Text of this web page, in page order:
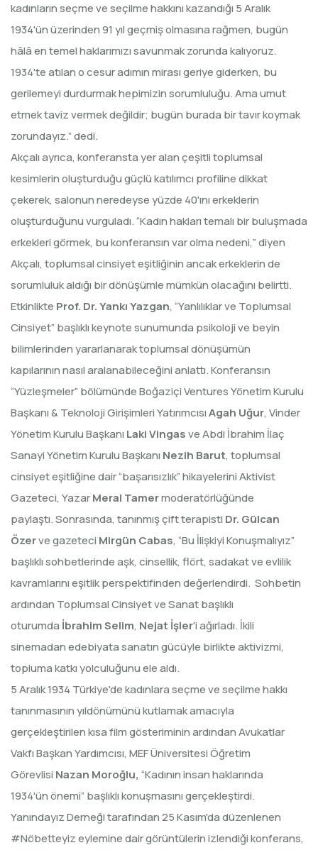
kadınların seçme ve seçilme hakkını kazandığı 5 Aralık
1934'ün üzerinden 91 yıl geçmiş olmasına rağmen, bugün
hâlâ en temel haklarımızı savunmak zorunda kalıyoruz.
1934'te atılan o cesur adımın mirası geriye giderken, bu
gerilemeyi durdurmak hepimizin sorumluluğu. Ama umut
etmek taviz vermek değildir; bugün burada bir tavır koymak
zorundayız.” dedi.
Akçalı ayrıca, konferansta yer alan çeşitli toplumsal
kesimlerin oluşturduğu güçlü katılımcı profiline dikkat
çekerek, salonun neredeyse yüzde 40'ını erkeklerin
oluşturduğunu vurguladı. “Kadın hakları temalı bir buluşmada
erkekleri görmek, bu konferansın var olma nedeni,” diyen
Akçalı, toplumsal cinsiyet eşitliğinin ancak erkeklerin de
sorumluluk aldığı bir dönüşümle mümkün olacağını belirtti.
Etkinlikte Prof. Dr. Yankı Yazgan, “Yanlılıklar ve Toplumsal
Cinsiyet” başlıklı keynote sunumunda psikoloji ve beyin
bilimlerinden yararlanarak toplumsal dönüşümün
kapılarının nasıl aralanabileceğini anlattı. Konferansın
“Yüzleşmeler” bölümünde Boğaziçi Ventures Yönetim Kurulu
Başkanı & Teknoloji Girişimleri YatırımcısıAgah Uğur, Vinder
Yönetim Kurulu Başkanı Laki Vingasve Abdi İbrahim İlaç
Sanayi Yönetim Kurulu Başkanı Nezih Barut, toplumsal
cinsiyet eşitliğine dair “başarısızlık” hikayelerini Aktivist
Gazeteci, YazarMeral Tamermoderatörlüğünde
paylaştı. Sonrasında, tanınmış çift terapisti Dr. Gülcan
Özerve gazeteci Mirgün Cabas, “Bu İlişkiyi Konuşmalıyız”
başlıklı sohbetlerinde aşk, cinsellik, flört, sadakat ve evlilik
kavramlarını eşitlik perspektifinden değerlendirdi. Sohbetin
ardından Toplumsal Cinsiyet ve Sanat başlıklı
oturumda İbrahim Selim, Nejat İşler'i ağırladı. İkili
sinemadan edebiyata sanatın gücüyle birlikte aktivizmi,
topluma katkı yolculuğunu ele aldı.
5 Aralık 1934 Türkiye'de kadınlara seçme ve seçilme hakkı
tanınmasının yıldönümünü kutlamak amacıyla
gerçekleştirilen kısa film gösteriminin ardından Avukatlar
Vakfı Başkan Yardımcısı, MEF Üniversitesi Öğretim
Görevlisi Nazan Moroğlu, “Kadının insan haklarında
1934'ün önemi” başlıklı konuşmasını gerçekleştirdi.
Yanındayız Derneği tarafından 25 Kasım'da düzenlenen
#Nöbetteyiz eylemine dair görüntülerin izlendiği konferans,